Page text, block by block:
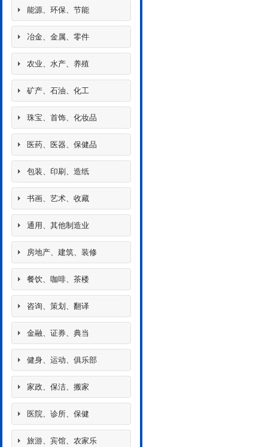
能源、环保、节能
冶金、金属、零件
农业、水产、养殖
矿产、石油、化工
珠宝、首饰、化妆品
医药、医器、保健品
包装、印刷、造纸
书画、艺术、收藏
通用、其他制造业
房地产、建筑、装修
餐饮、咖啡、茶楼
咨询、策划、翻译
金融、证券、典当
健身、运动、俱乐部
家政、保洁、搬家
医院、诊所、保健
旅游、宾馆、农家乐